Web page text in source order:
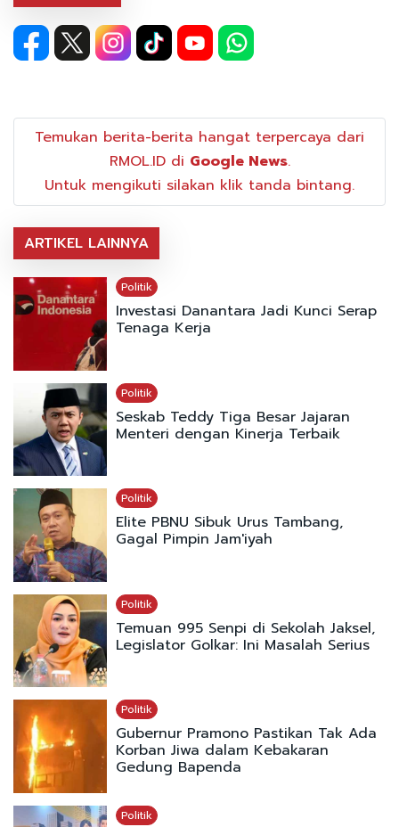
Temukan berita-berita hangat terpercaya dari
RMOL.ID di Google News.
Untuk mengikuti silakan klik tanda bintang.
ARTIKEL LAINNYA
Politik
Investasi Danantara Jadi Kunci Serap
Tenaga Kerja
Politik
Seskab Teddy Tiga Besar Jajaran
Menteri dengan Kinerja Terbaik
Politik
Elite PBNU Sibuk Urus Tambang,
Gagal Pimpin Jam'iyah
Politik
Temuan 995 Senpi di Sekolah Jaksel,
Legislator Golkar: Ini Masalah Serius
Politik
Gubernur Pramono Pastikan Tak Ada
Korban Jiwa dalam Kebakaran
Gedung Bapenda
Politik